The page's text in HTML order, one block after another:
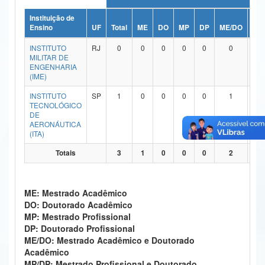
Ministério da Ciência, Tecnologia, Inovações e Comunicações
Ministério do Meio Ambiente
Ministério do Turismo
Ministério do Desenvolvimento Regional
Controladoria-Geral da União
Ministério da Mulher, da Família e dos Direitos Humanos
Gabinete de Segurança Institucional
Advocacia-Geral da União
Banco Central do Brasil
Instituição de
Ensino
UF Total ME DO MP DP ME/DO
INSTITUTO
MILITAR DE
ENGENHARIA
(IME)
RJ 0 0 0 0 0 0
INSTITUTO
TECNOLÓGICO
DE
AERONÁUTICA
(ITA)
SP 1 0 0 0 0 1
Totais 3 1 0 0 0 2
ME: Mestrado Acadêmico
DO: Doutorado Acadêmico
MP: Mestrado Profissional
DP: Doutorado Profissional
ME/DO: Mestrado Acadêmico e Doutorado
Acadêmico